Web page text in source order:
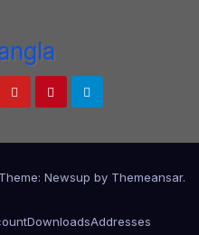
Theme: Newsup by Themeansar.
DownloadsAddresses